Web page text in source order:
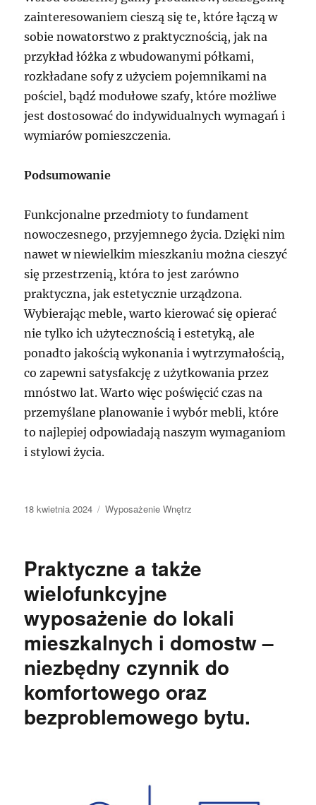
zainteresowaniem cieszą się te, które łączą w
sobie nowatorstwo z praktycznością, jak na
przykład łóżka z wbudowanymi półkami,
rozkładane sofy z użyciem pojemnikami na
pościel, bądź modułowe szafy, które możliwe
jest dostosować do indywidualnych wymagań i
wymiarów pomieszczenia.
Podsumowanie
Funkcjonalne przedmioty to fundament
nowoczesnego, przyjemnego życia. Dzięki nim
nawet w niewielkim mieszkaniu można cieszyć
się przestrzenią, która to jest zarówno
praktyczna, jak estetycznie urządzona.
Wybierając meble, warto kierować się opierać
nie tylko ich użytecznością i estetyką, ale
ponadto jakością wykonania i wytrzymałością,
co zapewni satysfakcję z użytkowania przez
mnóstwo lat. Warto więc poświęcić czas na
przemyślane planowanie i wybór mebli, które
to najlepiej odpowiadają naszym wymaganiom
i stylowi życia.
Data
18 kwietnia 2024 Kategorie
Wyposażenie Wnętrz
Praktyczne a także
wielofunkcyjne
wyposażenie do lokali
mieszkalnych i domostw –
niezbędny czynnik do
komfortowego oraz
bezproblemowego bytu.